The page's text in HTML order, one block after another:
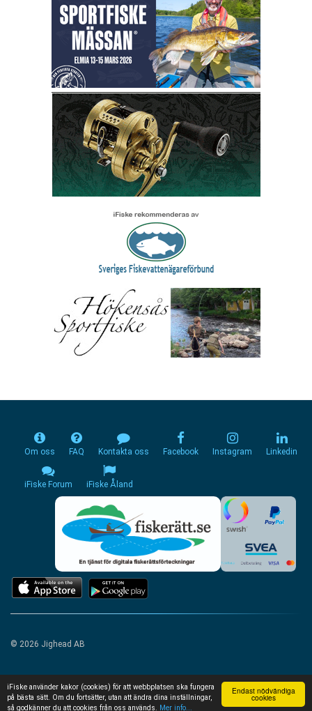
Endast nödvändiga
cookies
iFiske använder kakor (cookies) för att webbplatsen ska fungera
på bästa sätt. Om du fortsätter, utan att ändra dina inställningar,
så godkänner du att cookies från oss används.
Mer info...
Om oss FAQ Kontakta oss Facebook Instagram Linkedin
iFiske Forum iFiske Åland
© 2026 Jighead AB